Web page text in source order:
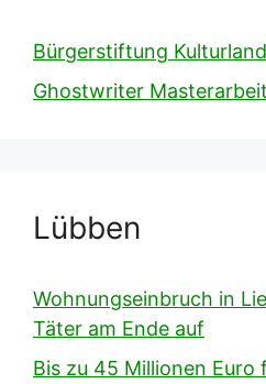
Bürgerstiftung
Ghostwriter Masterarbeit
Lübben
Wohnungseinbruch in
Täter am Ende auf
Bis zu 45 Millionen Euro